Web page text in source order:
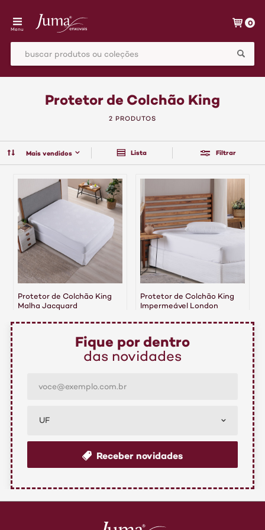
Menu
0
Protetor de Colchão King
Mais vendidos Lista Filtrar
2 PRODUTOS
Protetor de Colchão King
Malha Jacquard
6x de R$ 41,50 sem juros
Protetor de Colchão King
Impermeável London
R$ 192,00
6x de R$ 32,00 sem juros
Fique por dentro
das novidades
UF
Receber novidades